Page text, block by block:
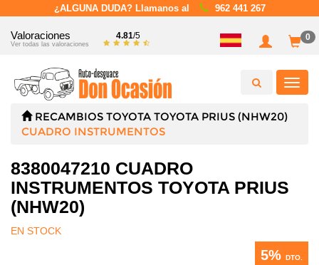
¿ALGUNA DUDA? Llamanos al 962 441 267
Valoraciones
Ver todas las valoraciones
4.81/5 0
RECAMBIOS TOYOTA TOYOTA PRIUS (NHW20)
CUADRO INSTRUMENTOS
8380047210 CUADRO
INSTRUMENTOS TOYOTA PRIUS
(NHW20)
EN STOCK
5% DTO.